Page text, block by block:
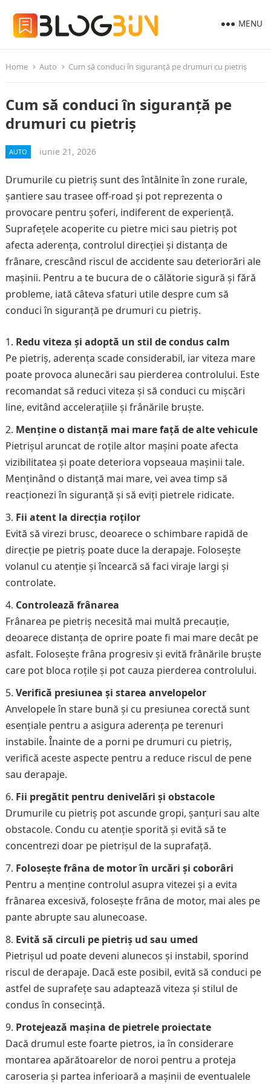
MENU
Home Auto Cum să conduci în siguranță pe drumuri cu pietriș
Cum să conduci în siguranță pe
drumuri cu pietriș
AUTO iunie 21, 2026
Drumurile cu pietriș sunt des întâlnite în zone rurale,
șantiere sau trasee off-road și pot reprezenta o
provocare pentru șoferi, indiferent de experiență.
Suprafețele acoperite cu pietre mici sau pietriș pot
afecta aderența, controlul direcției și distanța de
frânare, crescând riscul de accidente sau deteriorări ale
mașinii. Pentru a te bucura de o călătorie sigură și fără
probleme, iată câteva sfaturi utile despre cum să
conduci în siguranță pe drumuri cu pietriș.
Redu viteza și adoptă un stil de condus calm
Pe pietriș, aderența scade considerabil, iar viteza mare
poate provoca alunecări sau pierderea controlului. Este
recomandat să reduci viteza și să conduci cu mișcări
line, evitând accelerațiile și frânările bruște.
Menține o distanță mai mare față de alte vehicule
Pietrișul aruncat de roțile altor mașini poate afecta
vizibilitatea și poate deteriora vopseaua mașinii tale.
Menținând o distanță mai mare, vei avea timp să
reacționezi în siguranță și să eviți pietrele ridicate.
Fii atent la direcția roților
Evită să virezi brusc, deoarece o schimbare rapidă de
direcție pe pietriș poate duce la derapaje. Folosește
volanul cu atenție și încearcă să faci viraje largi și
controlate.
Controlează frânarea
Frânarea pe pietriș necesită mai multă precauție,
deoarece distanța de oprire poate fi mai mare decât pe
asfalt. Folosește frâna progresiv și evită frânările bruște
care pot bloca roțile și pot cauza pierderea controlului.
Verifică presiunea și starea anvelopelor
Anvelopele în stare bună și cu presiunea corectă sunt
esențiale pentru a asigura aderența pe terenuri
instabile. Înainte de a porni pe drumuri cu pietriș,
verifică aceste aspecte pentru a reduce riscul de pene
sau derapaje.
Fii pregătit pentru denivelări și obstacole
Drumurile cu pietriș pot ascunde gropi, șanțuri sau alte
obstacole. Condu cu atenție sporită și evită să te
concentrezi doar pe pietrișul de la suprafață.
Folosește frâna de motor în urcări și coborâri
Pentru a menține controlul asupra vitezei și a evita
frânarea excesivă, folosește frâna de motor, mai ales pe
pante abrupte sau alunecoase.
Evită să circuli pe pietriș ud sau umed
Pietrișul ud poate deveni alunecos și instabil, sporind
riscul de derapaje. Dacă este posibil, evită să conduci pe
astfel de suprafețe sau adaptează viteza și stilul de
condus în consecință.
Protejează mașina de pietrele proiectate
Dacă drumul este foarte pietros, ia în considerare
montarea apărătoarelor de noroi pentru a proteja
caroseria și partea inferioară a mașinii de eventualele